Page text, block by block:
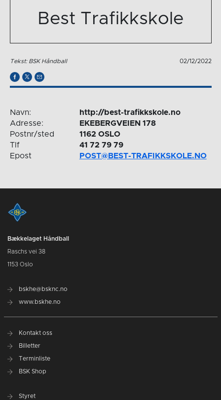
Best Trafikkskole
Tekst: BSK Håndball 02/12/2022
Navn:
http://best-trafikkskole.no
Adresse:
EKEBERGVEIEN 178
Postnr/sted
1162 OSLO
Tlf
41 72 79 79
Epost
POST@BEST-TRAFIKKSKOLE.NO
Bækkelaget Håndball
Raschs vei 38
1153 Oslo
bskhe@bsknc.no
www.bskhe.no
Kontakt oss
Billetter
Terminliste
BSK Shop
Styret